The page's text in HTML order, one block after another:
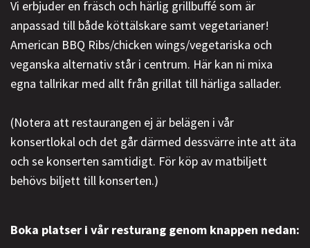
Vi erbjuder en fräsch och härlig grillbuffé som är
anpassad till både köttälskare samt vegetarianer!
American BBQ Ribs/chicken wings/vegetariska och
veganska alternativ står i centrum. Här kan ni mixa
egna tallrikar med allt från grillat till härliga sallader.
(Notera att restaurangen ej är belägen i vår
konsertlokal och det går därmed dessvärre inte att äta
och se konserten samtidigt. För köp av matbiljett
behövs biljett till konserten.)
Boka platser i vår resturang genom knappen nedan: